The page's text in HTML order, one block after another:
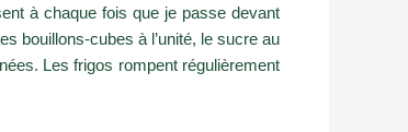
à chaque fois que je passe devant
bouillons-cubes à l’unité, le sucre au
Les frigos rompent régulièrement